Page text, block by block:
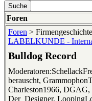
Foren
Foren >
LABELKUNDE -
Bulldog Record
berauscht,
Charleston1966, DGAG,
Der_Designer,